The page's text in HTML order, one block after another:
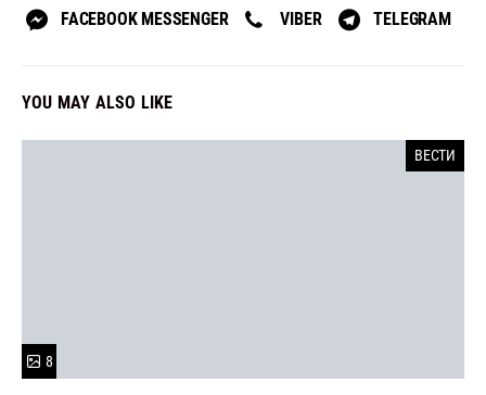
FACEBOOK MESSENGER
VIBER TELEGRAM
YOU MAY ALSO LIKE
ВЕСТИ
8